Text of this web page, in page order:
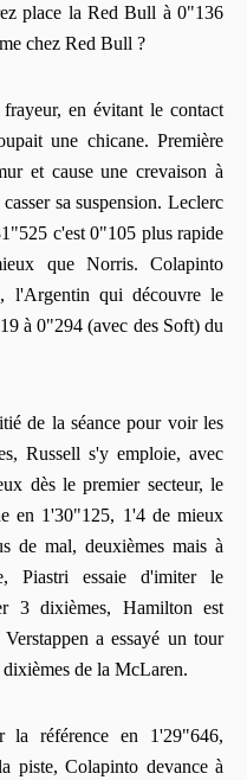
place la Red Bull à 0"136
chez Red Bull ?
en évitant le contact
une chicane. Première
et cause une crevaison à
sa suspension. Leclerc
c'est 0"105 plus rapide
que Norris. Colapinto
l'Argentin qui découvre le
à 0"294 (avec des Soft) du
de la séance pour voir les
Russell s'y emploie, avec
dès le premier secteur, le
en 1'30"125, 1'4 de mieux
de mal, deuxièmes mais à
Piastri essaie d'imiter le
3 dixièmes, Hamilton est
a essayé un tour
de la McLaren.
la référence en 1'29"646,
piste, Colapinto devance à